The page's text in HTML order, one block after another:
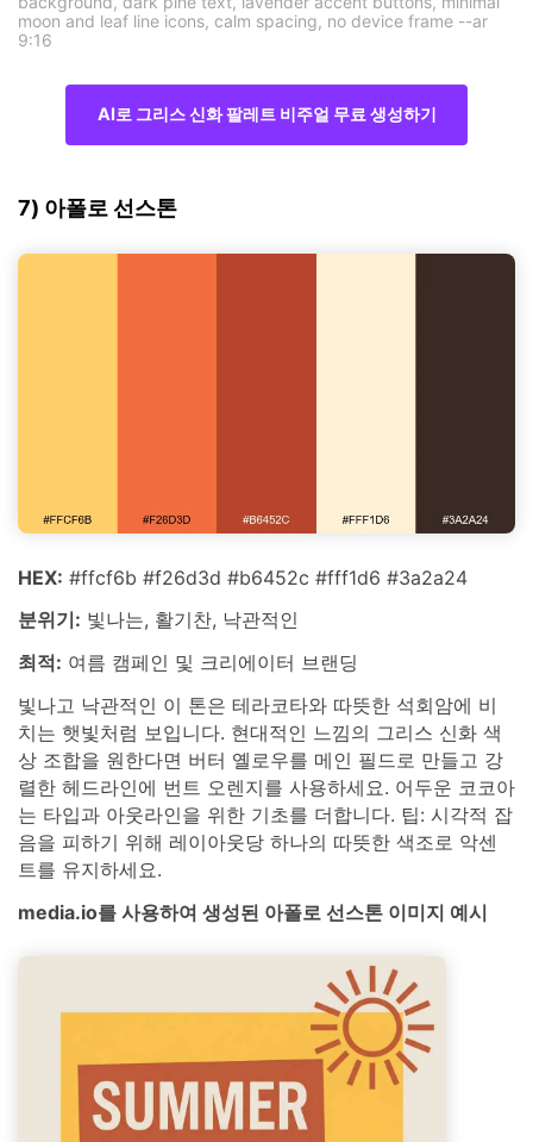
moon and leaf line icons, calm spacing, no device frame --ar
9:16
AI로 그리스 신화 팔레트 비주얼 무료 생성하기
7) 아폴로 선스톤
HEX: #ffcf6b #f26d3d #b6452c #fff1d6 #3a2a24
분위기: 빛나는, 활기찬, 낙관적인
최적: 여름 캠페인 및 크리에이터 브랜딩
빛나고 낙관적인 이 톤은 테라코타와 따뜻한 석회암에 비
치는 햇빛처럼 보입니다. 현대적인 느낌의 그리스 신화 색
상 조합을 원한다면 버터 옐로우를 메인 필드로 만들고 강
렬한 헤드라인에 번트 오렌지를 사용하세요. 어두운 코코아
는 타입과 아웃라인을 위한 기초를 더합니다. 팁: 시각적 잡
음을 피하기 위해 레이아웃당 하나의 따뜻한 색조로 악센
트를 유지하세요.
media.io를 사용하여 생성된 아폴로 선스톤 이미지 예시